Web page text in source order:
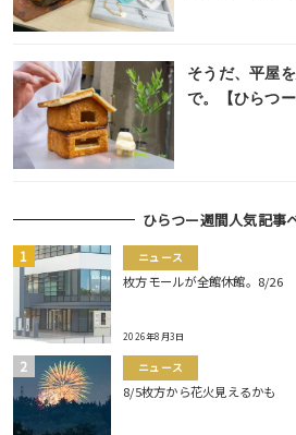
そうだ、平屋
で。【ひらつー
ひらつー週間人気記事
ニュース
枚方モールが全館休館。8/26
2026年8月3日
ニュース
8/5枚方から花火見えるかも